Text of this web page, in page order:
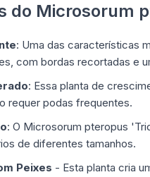
do Microsorum
: Uma das características
com bordas recortadas e
: Essa planta de
requer podas frequentes.
: O Microsorum pteropus
de diferentes tamanhos.
Peixes - Esta planta cria